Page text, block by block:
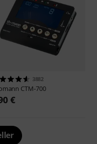
3882
CTM-700
€